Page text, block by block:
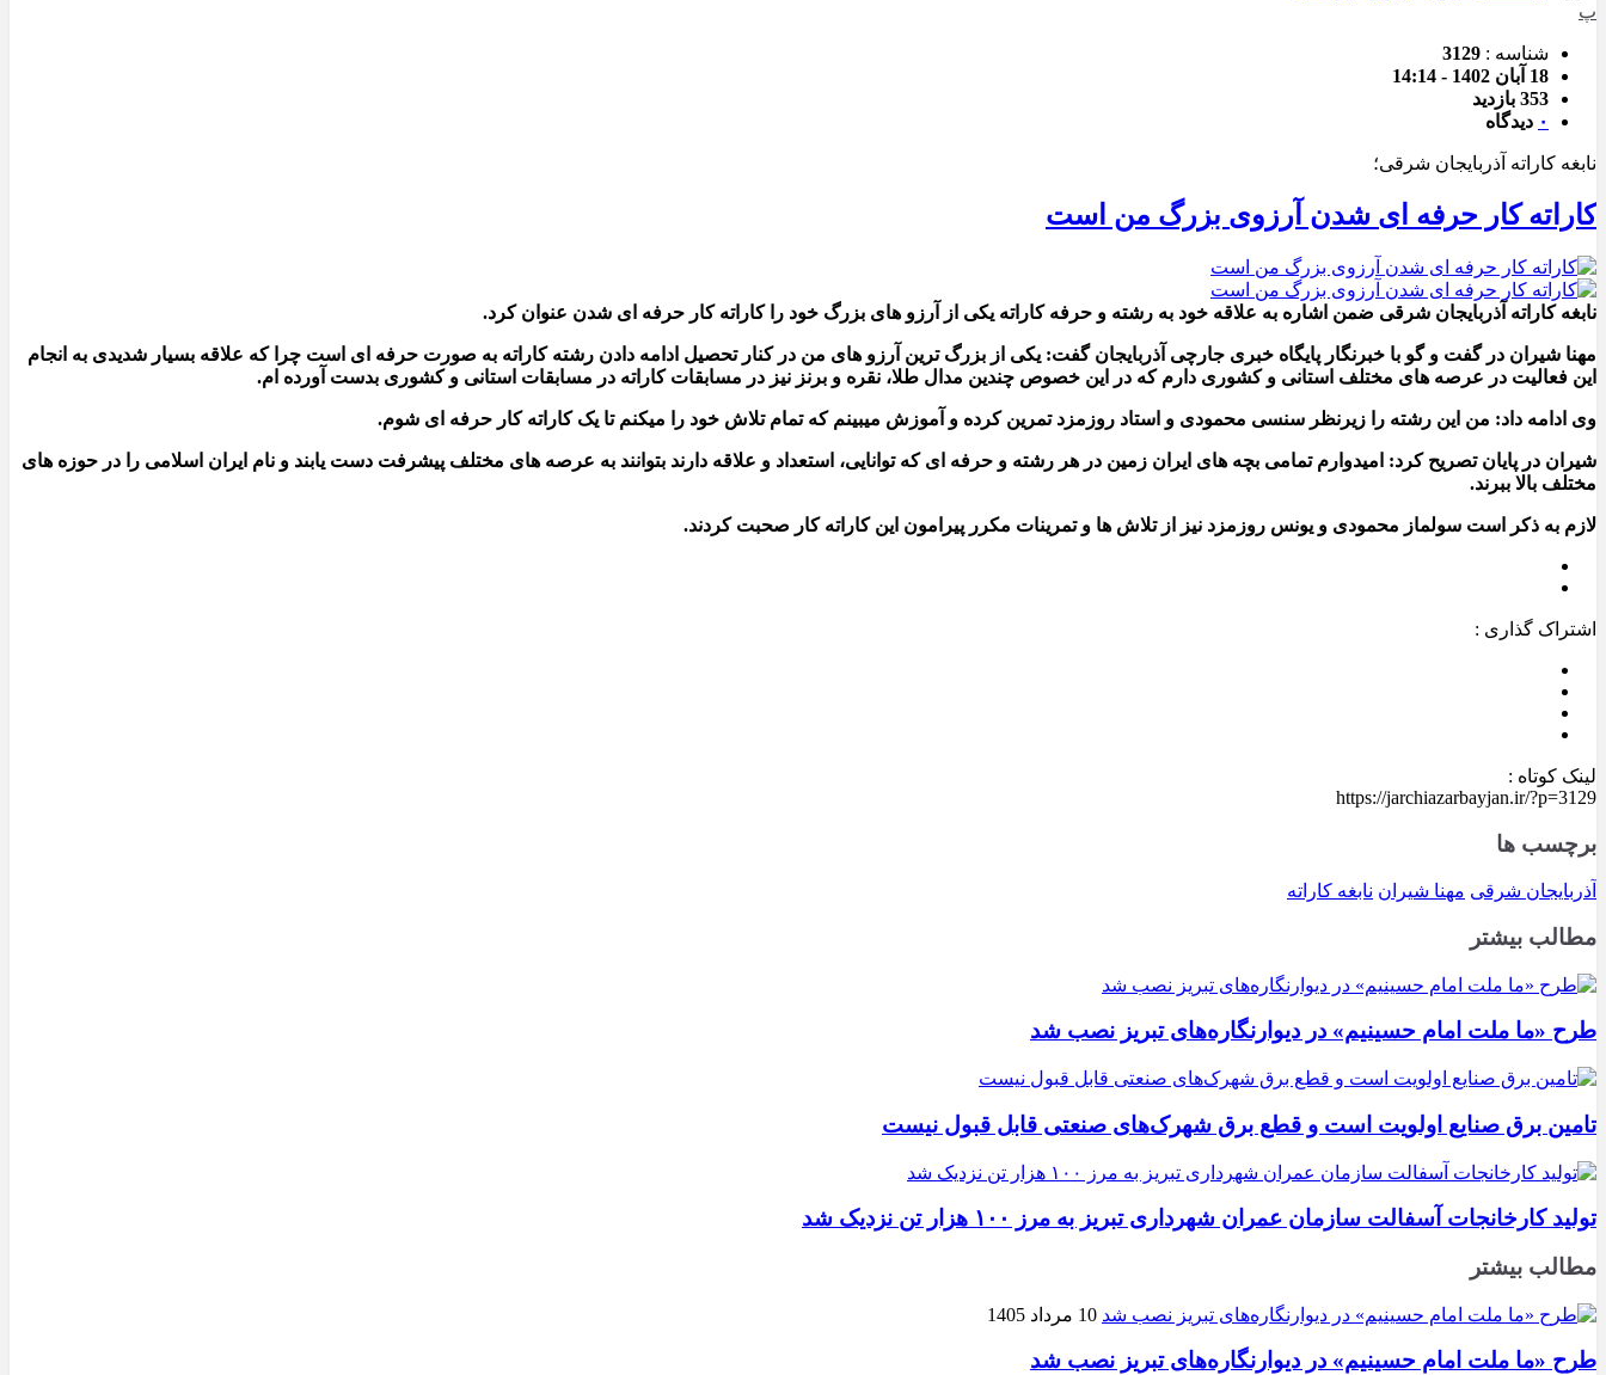
پ
شناسه : 3129
18 آبان 1402 - 14:14
353 بازدید
۰ دیدگاه
نابغه کاراته آذربایجان شرقی؛
کاراته کار حرفه ای شدن آرزوی بزرگ من است
نابغه کاراته آذربایجان شرقی ضمن اشاره به علاقه خود به رشته و حرفه کاراته یکی از آرزو های بزرگ خود را کاراته کار حرفه ای شدن عنوان کرد.
مهنا شیران در گفت و گو با خبرنگار پایگاه خبری جارچی آذربایجان گفت: یکی از بزرگ ترین آرزو های من در کنار تحصیل ادامه دادن رشته کاراته به صورت حرفه ای است چرا که علاقه بسیار شدیدی به انجام
این فعالیت در عرصه های مختلف استانی و کشوری دارم که در این خصوص چندین مدال طلا، نقره و برنز نیز در مسابقات کاراته در مسابقات استانی و کشوری بدست آورده ام.
وی ادامه داد: من این رشته را زیرنظر سنسی محمودی و استاد روزمزد تمرین کرده و آموزش میبینم که تمام تلاش خود را میکنم تا یک کاراته کار حرفه ای شوم.
شیران در پایان تصریح کرد: امیدوارم تمامی بچه های ایران زمین در هر رشته و حرفه ای که توانایی، استعداد و علاقه دارند بتوانند به عرصه های مختلف پیشرفت دست یابند و نام ایران اسلامی را در حوزه های
مختلف بالا ببرند.
لازم به ذکر است سولماز محمودی و یونس روزمزد نیز از تلاش ها و تمرینات مکرر پیرامون این کاراته کار صحبت کردند.
اشتراک گذاری :
لینک کوتاه :
https://jarchiazarbayjan.ir/?p=3129
برچسب ها
آذربایجان شرقی مهنا شیران نابغه کاراته
مطالب بیشتر
طرح «ما ملت امام حسینیم» در دیوارنگاره‌های تبریز نصب شد
تامین برق صنایع اولویت است و قطع برق شهرک‌های صنعتی قابل قبول نیست
تولید کارخانجات آسفالت سازمان عمران شهرداری تبریز به مرز ۱۰۰ هزار تن نزدیک شد
مطالب بیشتر
10 مرداد 1405
طرح «ما ملت امام حسینیم» در دیوارنگاره‌های تبریز نصب شد